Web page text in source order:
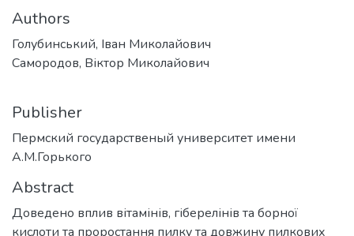
Authors
Голубинський, Іван Миколайович
Самородов, Віктор Миколайович
Publisher
Пермский государственый университет имени
А.М.Горького
Abstract
Доведено вплив вітамінів, гіберелінів та борної
кислоти та проростання пилку та довжину пилкових